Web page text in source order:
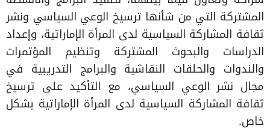
المشتركة التي من شأنها ترسيخ الوعي السياسي ونشر
ثقافة المشاركة السياسية لدى المرأة الإماراتية، وإعداد
الدراسات والبحوث المشتركة وتنظيم المؤتمرات
والندوات والحلقات النقاشية والبرامج التدريبية في
مجال نشر الوعي السياسي، مع التأكيد على ترسيخ
ثقافة المشاركة السياسية لدى المرأة الإماراتية بشكل
خاص.